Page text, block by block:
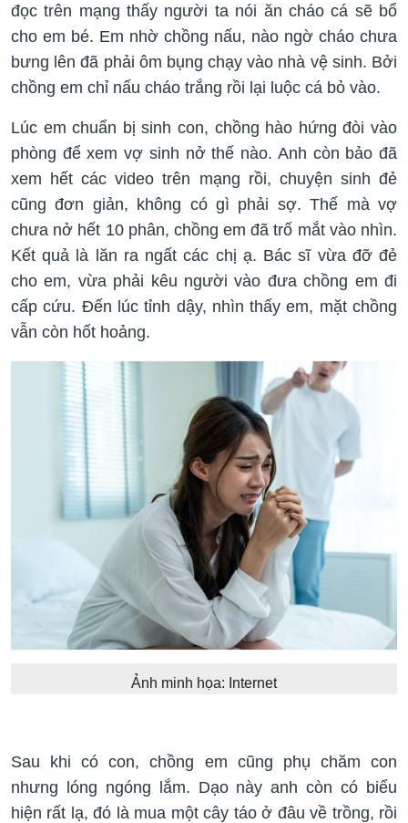
đọc trên mạng thấy người ta nói ăn cháo cá sẽ bổ
cho em bé. Em nhờ chồng nấu, nào ngờ cháo chưa
bưng lên đã phải ôm bụng chạy vào nhà vệ sinh. Bởi
chồng em chỉ nấu cháo trắng rồi lại luộc cá bỏ vào.
Lúc em chuẩn bị sinh con, chồng hào hứng đòi vào
phòng để xem vợ sinh nở thế nào. Anh còn bảo đã
xem hết các video trên mạng rồi, chuyện sinh đẻ
cũng đơn giản, không có gì phải sợ. Thế mà vợ
chưa nở hết 10 phân, chồng em đã trố mắt vào nhìn.
Kết quả là lăn ra ngất các chị ạ. Bác sĩ vừa đỡ đẻ
cho em, vừa phải kêu người vào đưa chồng em đi
cấp cứu. Đến lúc tỉnh dậy, nhìn thấy em, mặt chồng
vẫn còn hốt hoảng.
Ảnh minh họa: Internet
Sau khi có con, chồng em cũng phụ chăm con
nhưng lóng ngóng lắm. Dạo này anh còn có biểu
hiện rất lạ, đó là mua một cây táo ở đâu về trồng, rồi